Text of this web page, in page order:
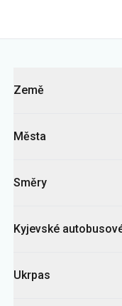
Země
Města
Směry
Kyjevské
Ukrpas